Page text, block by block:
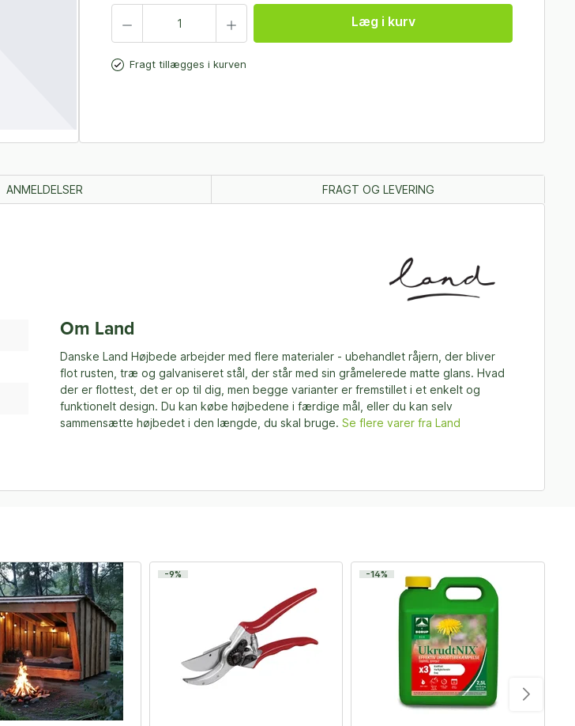
Læg i kurv
Fragt tillægges i kurven
ANMELDELSER FRAGT OG LEVERING
Om Land
Danske Land Højbede arbejder med flere materialer - ubehandlet råjern, der bliver
flot rusten, træ og galvaniseret stål, der står med sin gråmelerede matte glans. Hvad
der er flottest, det er op til dig, men begge varianter er fremstillet i et enkelt og
funktionelt design. Du kan købe højbedene i færdige mål, eller du kan selv
sammensætte højbedet i den længde, du skal bruge. Se flere varer fra Land
-9% -14%